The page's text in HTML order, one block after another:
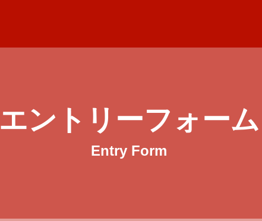
エントリーフォーム
Entry Form